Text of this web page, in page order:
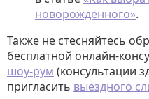
новорождённого».
Также не стесняйтесь
бесплатной онлайн-
шоу-рум (консультации
пригласить выездного